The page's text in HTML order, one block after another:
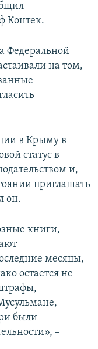
Контек.
Федеральной
на том,
в Крыму в
статус в
и,
приглашать
он.
книги,
месяцы,
остается не
были
–